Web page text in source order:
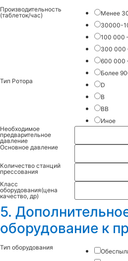
Производительность
(таблеток/час)
Менее
30000-
100 000
300 000
600 000
Более
Тип Ротора
D
B
BB
Иное
Необходимое
предварительное
давление
Основное давление
Количество станций
прессования
Класс
оборудования(цена
качество, др)
5.
оборудование к
Тип оборудования